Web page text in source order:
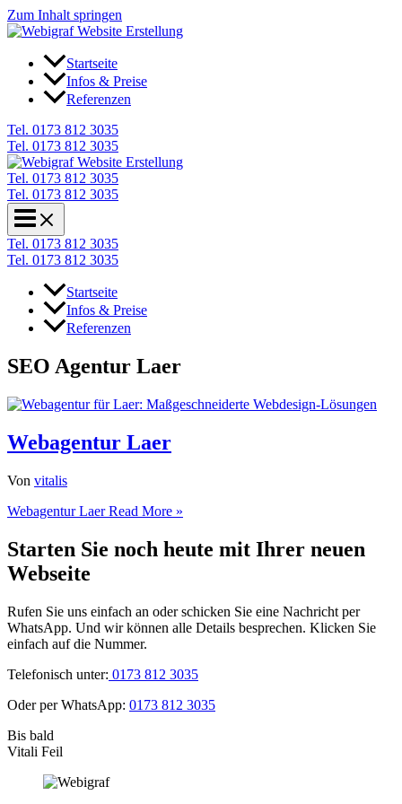
Zum Inhalt springen
Startseite
Infos & Preise
Referenzen
Tel. 0173 812 3035
Tel. 0173 812 3035
Tel. 0173 812 3035
Tel. 0173 812 3035
Tel. 0173 812 3035
Tel. 0173 812 3035
Startseite
Infos & Preise
Referenzen
SEO Agentur Laer
Webagentur Laer
Von vitalis
Webagentur LaerRead More »
Starten Sie noch heute mit Ihrer neuen
Webseite
Rufen Sie uns einfach an oder schicken Sie eine Nachricht per
WhatsApp. Und wir können alle Details besprechen. Klicken Sie
einfach auf die Nummer.
Telefonisch unter: 0173 812 3035
Oder per WhatsApp: 0173 812 3035
Bis bald
Vitali Feil